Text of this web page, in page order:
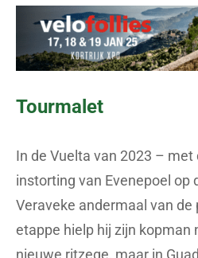
Tourmalet
In de Vuelta van 2023 –
instorting van Evenepoel op
Veraveke andermaal van
etappe hielp hij zijn kopman
nieuwe ritzege, maar in